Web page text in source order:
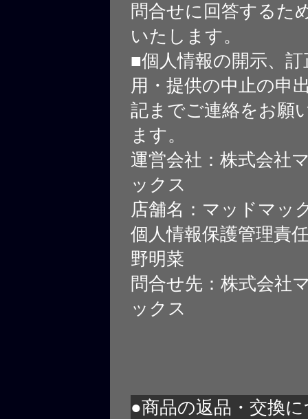
問合せに回答するた
いたします。
■個人情報の開示、
用・提供の中止の申
記までご連絡をお願
ます。
運営会社：株式会社
ックス
店舗名：マッドマッ
個人情報保護管理責
野明菜
問合せ先：株式会社
ックス
●商品の返品・交換